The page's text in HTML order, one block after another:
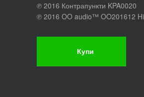
℗ 2016 Контрапункти KPA0020
℗ 2016 OO audio™ OO201612
Купи